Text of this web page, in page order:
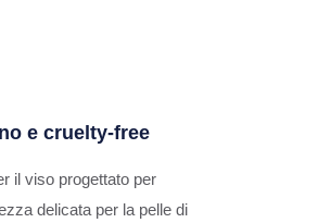
e cruelty-free
il viso progettato per
delicata per la pelle di